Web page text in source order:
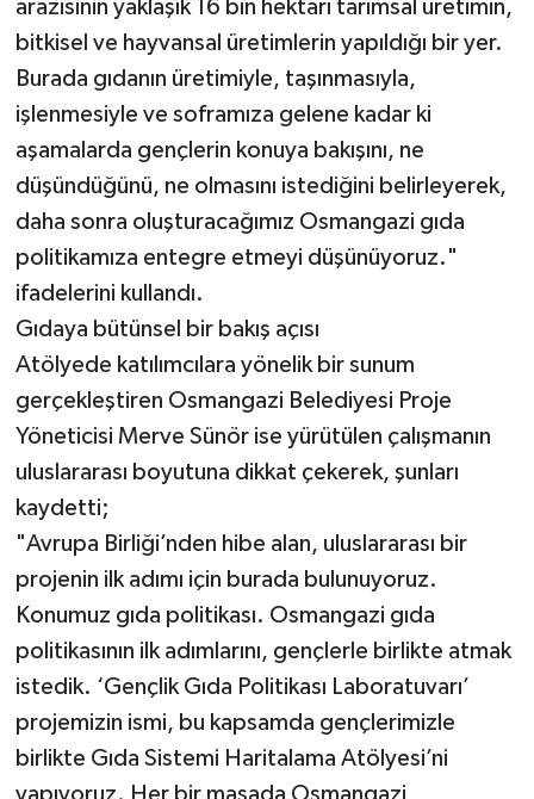
arazisinin yaklaşık 16 bin hektarı tarımsal üretimin,
bitkisel ve hayvansal üretimlerin yapıldığı bir yer.
Burada gıdanın üretimiyle, taşınmasıyla,
işlenmesiyle ve soframıza gelene kadar ki
aşamalarda gençlerin konuya bakışını, ne
düşündüğünü, ne olmasını istediğini belirleyerek,
daha sonra oluşturacağımız Osmangazi gıda
politikamıza entegre etmeyi düşünüyoruz."
ifadelerini kullandı.
Gıdaya bütünsel bir bakış açısı
Atölyede katılımcılara yönelik bir sunum
gerçekleştiren Osmangazi Belediyesi Proje
Yöneticisi Merve Sünör ise yürütülen çalışmanın
uluslararası boyutuna dikkat çekerek, şunları
kaydetti;
"Avrupa Birliği’nden hibe alan, uluslararası bir
projenin ilk adımı için burada bulunuyoruz.
Konumuz gıda politikası. Osmangazi gıda
politikasının ilk adımlarını, gençlerle birlikte atmak
istedik. ‘Gençlik Gıda Politikası Laboratuvarı’
projemizin ismi, bu kapsamda gençlerimizle
birlikte Gıda Sistemi Haritalama Atölyesi’ni